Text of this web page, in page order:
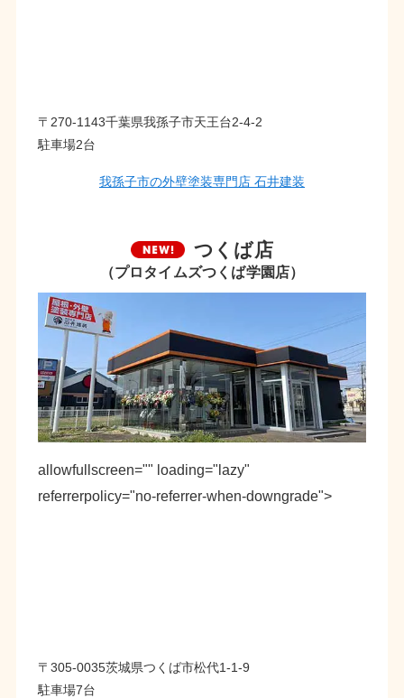
〒270-1143千葉県我孫子市天王台2-4-2
駐車場2台
我孫子市の外壁塗装専門店 石井建装
つくば店
（プロタイムズつくば学園店）
allowfullscreen="" loading="lazy"
referrerpolicy="no-referrer-when-downgrade">
〒305-0035茨城県つくば市松代1-1-9
駐車場7台